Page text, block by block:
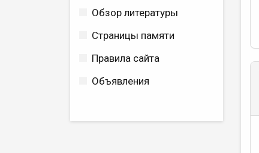
Обзор литературы
Страницы памяти
Правила сайта
Объявления